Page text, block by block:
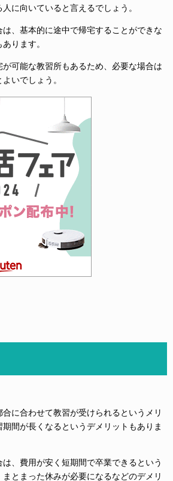
に向いていると言えるでしょう。
、基本的に途中で帰宅することができな
ります。
が可能な教習所もあるため、必要な場合は
いでしょう。
に合わせて教習が受けられるというメリ
間が長くなるというデメリットもありま
、費用が安く短期間で卒業できるという
とまった休みが必要になるなどのデメリ